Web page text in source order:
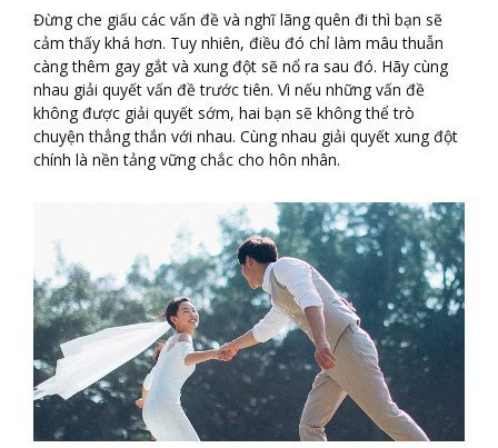
Đừng che giấu các vấn đề và nghĩ lãng quên đi thì bạn sẽ
cảm thấy khá hơn. Tuy nhiên, điều đó chỉ làm mâu thuẫn
càng thêm gay gắt và xung đột sẽ nổ ra sau đó. Hãy cùng
nhau giải quyết vấn đề trước tiên. Vì nếu những vấn đề
không được giải quyết sớm, hai bạn sẽ không thể trò
chuyện thẳng thắn với nhau. Cùng nhau giải quyết xung đột
chính là nền tảng vững chắc cho hôn nhân.